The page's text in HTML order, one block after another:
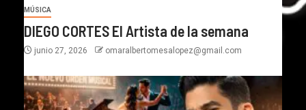
MÚSICA
DIEGO CORTES El Artista de la semana
junio 27, 2026 omaralbertomesalopez@gmail.com